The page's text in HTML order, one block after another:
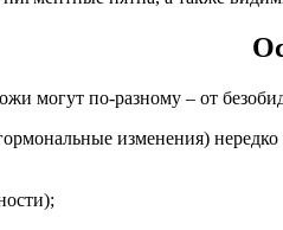
могут по-разному – от
изменения)